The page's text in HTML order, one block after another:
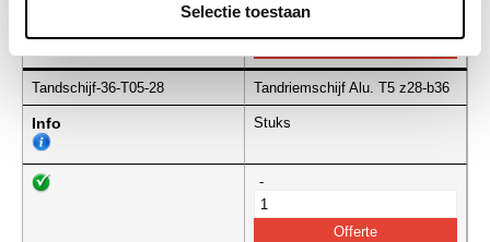
Selectie toestaan
Tandschijf-36-T05-28 Tandriemschijf Alu. T5 z28-b36
Info Stuks
-